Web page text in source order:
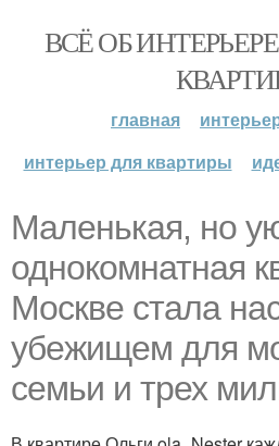
ВСЁ ОБ
главная
интерьер для квартиры
Маленькая, но
однокомнатная
Москве стала
убежищем для
семьи и трех